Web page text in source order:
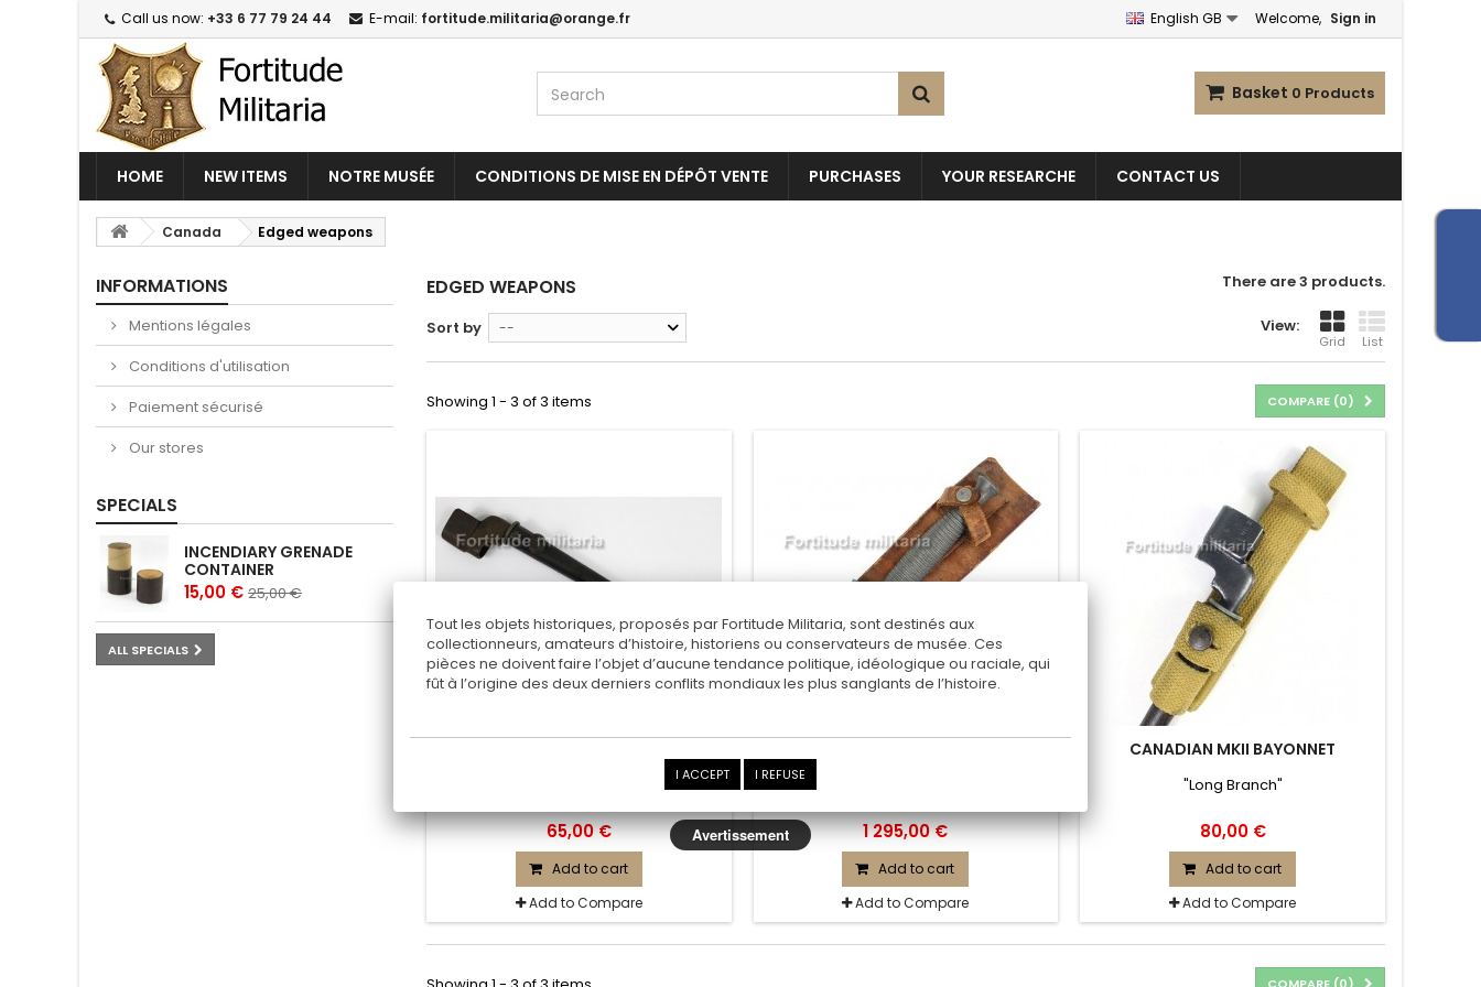
Welcome, Sign in
English GB
Call us now: +33 6 77 79 24 44 E-mail: fortitude.militaria@orange.fr
Basket 0 Products
HOME NEW ITEMS NOTRE MUSÉE CONDITIONS DE MISE EN DÉPÔT VENTE PURCHASES YOUR RESEARCHE CONTACT US
Canada Edged weapons
INFORMATIONS
Mentions légales
Conditions d'utilisation
Paiement sécurisé
Our stores
SPECIALS
INCENDIARY GRENADE
CONTAINER
15,00 € 25,00 €
ALL SPECIALS
EDGED WEAPONS There are 3 products.
View:
Grid List
Sort by --
COMPARE (0)
Showing 1 - 3 of 3 items
65,00 €
Add to cart
Add to Compare
1 295,00 €
Add to cart
Add to Compare
CANADIAN MKII BAYONNET
"Long Branch"
80,00 €
Add to cart
Add to Compare
Tout les objets historiques, proposés par Fortitude Militaria, sont destinés aux
collectionneurs, amateurs d’histoire, historiens ou conservateurs de musée. Ces
pièces ne doivent faire l’objet d’aucune tendance politique, idéologique ou raciale, qui
fût à l’origine des deux derniers conflits mondiaux les plus sanglants de l’histoire.
I ACCEPT I REFUSE
Avertissement